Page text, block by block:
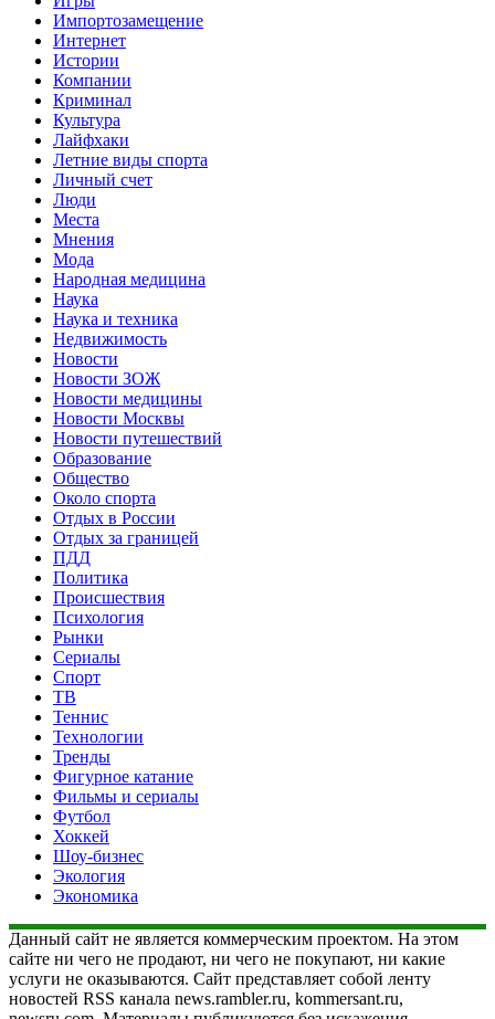
Импортозамещение
Интернет
Истории
Компании
Криминал
Культура
Лайфхаки
Летние виды спорта
Личный счет
Люди
Места
Мнения
Мода
Народная медицина
Наука
Наука и техника
Недвижимость
Новости
Новости ЗОЖ
Новости медицины
Новости Москвы
Новости путешествий
Образование
Общество
Около спорта
Отдых в России
Отдых за границей
ПДД
Политика
Происшествия
Психология
Рынки
Сериалы
Спорт
ТВ
Теннис
Технологии
Тренды
Фигурное катание
Фильмы и сериалы
Футбол
Хоккей
Шоу-бизнес
Экология
Экономика
Данный сайт не является коммерческим проектом. На этом
сайте ни чего не продают, ни чего не покупают, ни какие
услуги не оказываются. Сайт представляет собой ленту
новостей RSS канала news.rambler.ru, kommersant.ru,